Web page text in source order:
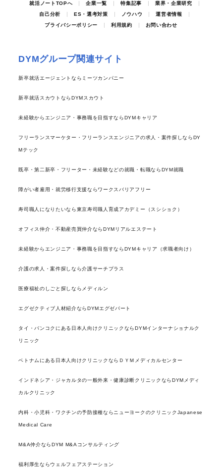
就活ノートTOPへ 企業一覧 特集記事
業界・企業研究
自己分析
ES・選考対策 ノウハウ
運営者情報
プライバシーポリシー
利用規約 お問い合わせ
DYMグループ関連サイト
新卒就活エージェントならミーツカンパニー
新卒就活スカウトならDYMスカウト
未経験からエンジニア・事務職を目指すならDYMキャリア
フリーランスマーケター・フリーランスエンジニアの求人・案件探しならDY
Mテック
既卒・第二新卒・フリーター・未経験などの就職・転職ならDYM就職
障がい者雇用・就労移行支援ならワークスバリアフリー
寿司職人になりたいなら東京寿司職人育成アカデミー（スシショク）
オフィス仲介・不動産売買仲介ならDYMリアルエステート
未経験からエンジニア・事務職を目指すならDYMキャリア（求職者向け）
介護の求人・案件探しなら介護サーチプラス
医療福祉のしごと探しならメディルン
エグゼクティブ人材紹介ならDYMエグゼパート
タイ・バンコクにある日本人向けクリニックならDYMインターナショナルク
リニック
ベトナムにある日本人向けクリニックならＤＹＭメディカルセンター
インドネシア・ジャカルタの一般外来・健康診断クリニックならDYMメディ
カルクリニック
内科・小児科・ワクチンの予防接種ならニューヨークのクリニックJapanese
Medical Care
M&A仲介ならDYM M&Aコンサルティング
福利厚生ならウェルフェアステーション